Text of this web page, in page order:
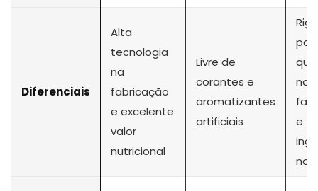
Diferenciais
Alta
tecnologia
na
fabricação
e excelente
valor
nutricional
Livre de
corantes e
aromatizantes
artificiais
na
e